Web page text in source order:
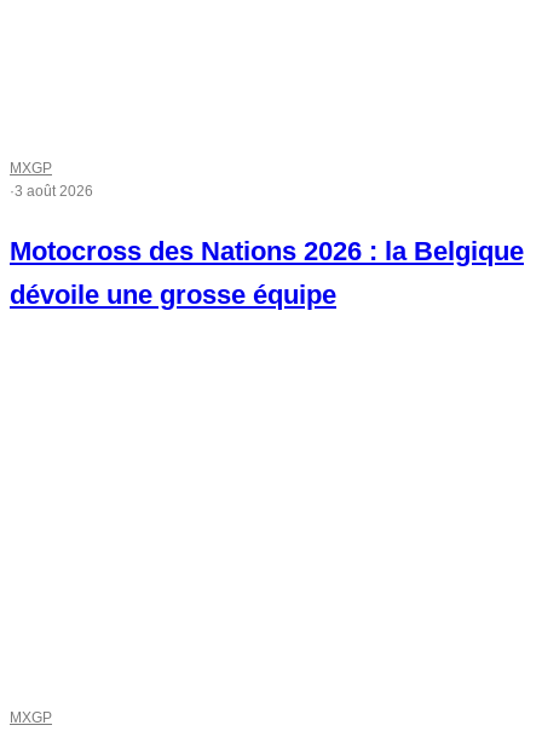
MXGP
·3 août 2026
Motocross des Nations 2026 : la Belgique
dévoile une grosse équipe
MXGP